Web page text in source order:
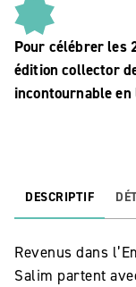
Pour célébrer les
édition collector
incontournable
DESCRIPTIF
Revenus dans
Salim partent